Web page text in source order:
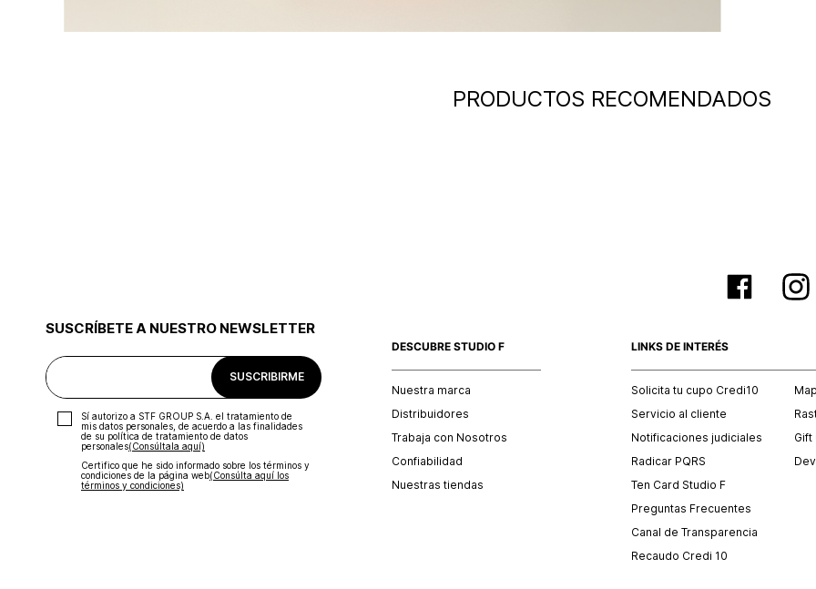
PRODUCTOS RECOMENDADOS
SUSCRÍBETE A NUESTRO NEWSLETTER
SUSCRIBIRME
Sí autorizo a STF GROUP S.A. el tratamiento de
mis datos personales, de acuerdo a las finalidades
de su política de tratamiento de datos
personales‎(Consúltala aquí)
Certifico que he sido informado sobre los términos y
condiciones de la página web‎(Consúlta aquí los
términos y condiciones)
DESCUBRE STUDIO F
Nuestra marca
Distribuidores
Trabaja con Nosotros
Confiabilidad
Nuestras tiendas
LINKS DE INTERÉS
Solicita tu cupo Credi10
Servicio al cliente
Notificaciones judiciales
Radicar PQRS
Ten Card Studio F
Preguntas Frecuentes
Canal de Transparencia
Recaudo Credi 10
Gift